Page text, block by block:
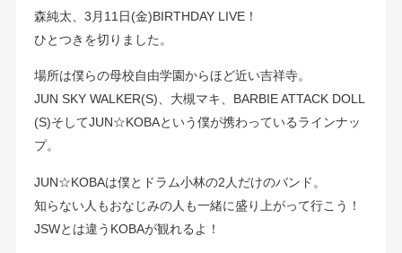
森純太、3月11日(金)BIRTHDAY LIVE！
ひとつきを切りました。
場所は僕らの母校自由学園からほど近い吉祥寺。
JUN SKY WALKER(S)、大槻マキ、BARBIE ATTACK DOLL
(S)そしてJUN☆KOBAという僕が携わっているラインナッ
プ。
JUN☆KOBAは僕とドラム小林の2人だけのバンド。
知らない人もおなじみの人も一緒に盛り上がって行こう！
JSWとは違うKOBAが観れるよ！